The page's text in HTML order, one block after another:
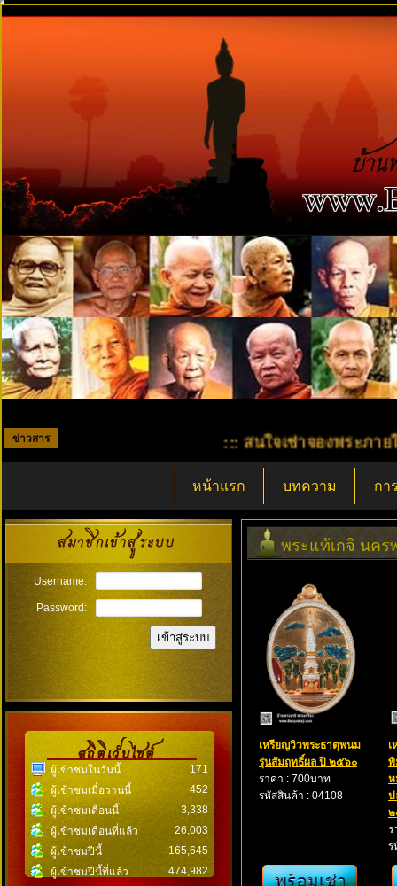
ข่าวสาร ::: สนใจเช่าจองพระภายในร้าน
กา
บทความ
หน้าแรก
Username:
Password:
ผู้เข้าชมในวันนี้
171
ผู้เข้าชมเมื่อวานนี้
452
ผู้เข้าชมเดือนนี้
3,338
ผู้เข้าชมเดือนที่แล้ว
26,003
ผู้เข้าชมปีนี้
165,645
ผู้เข้าชมปีนี้ที่แล้ว
474,982
พระแท้เกจิ นคร
เหรียญวิวพระธาตุพนม
รุ่นสัมฤทธิ์ผล ปี ๒๕๖๐
ราคา : 700บาท
รหัสสินค้า : 04108
เ
พิ
ห
ป
ร
ร